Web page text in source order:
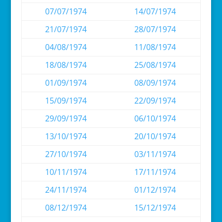
07/07/1974
14/07/1974
21/07/1974
28/07/1974
04/08/1974
11/08/1974
18/08/1974
25/08/1974
01/09/1974
08/09/1974
15/09/1974
22/09/1974
29/09/1974
06/10/1974
13/10/1974
20/10/1974
27/10/1974
03/11/1974
10/11/1974
17/11/1974
24/11/1974
01/12/1974
08/12/1974
15/12/1974